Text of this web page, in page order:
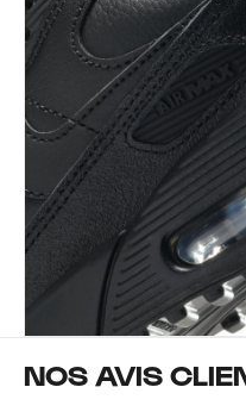
NOS AVIS